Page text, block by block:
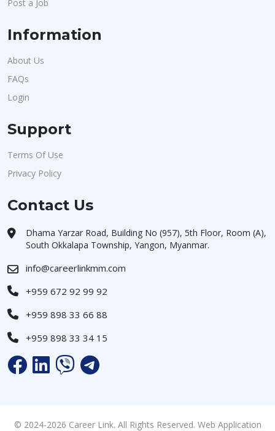
Post a Job
Information
About Us
FAQs
Login
Support
Terms Of Use
Privacy Policy
Contact Us
Dhama Yarzar Road, Building No (957), 5th Floor, Room (A),
South Okkalapa Township, Yangon, Myanmar.
info@careerlinkmm.com
+959 672 92 99 92
+959 898 33 66 88
+959 898 33 34 15
© 2024-2026 Career Link. All Rights Reserved. Web Application